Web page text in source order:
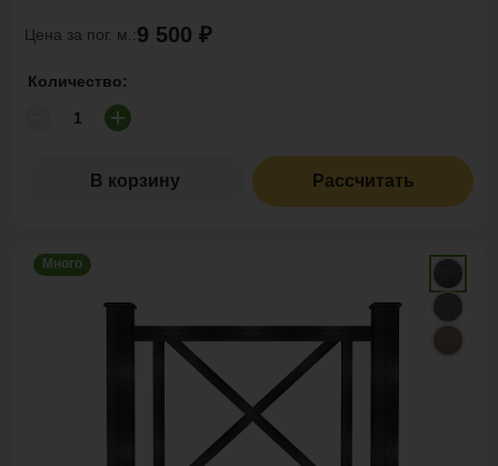
Цена за пог. м.:9 500 ₽
Количество:
В корзину Рассчитать
Много